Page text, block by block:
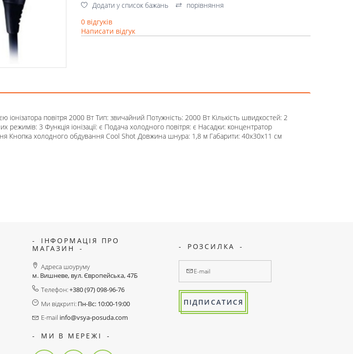
Додати у список бажань
порівняння
0 відгуків
Написати відгук
іонізатора повітря 2000 Вт Тип: звичайний Потужність: 2000 Вт Кількість швидкостей: 2
режимів: 3 Функція іонізації: є Подача холодного повітря: є Насадки: концентратор
Кнопка холодного обдування Cool Shot Довжина шнура: 1,8 м Габарити: 40x30x11 см
ІНФОРМАЦІЯ ПРО
МАГАЗИН
Адреса шоуруму
м. Вишневе, вул. Європейська, 47Б
Телефон:+380 (97) 098-96-76
Ми відкриті: Пн-Вс: 10:00-19:00
E-mail info@vsya-posuda.com
МИ В МЕРЕЖІ
РОЗСИЛКА
ПІДПИСАТИСЯ